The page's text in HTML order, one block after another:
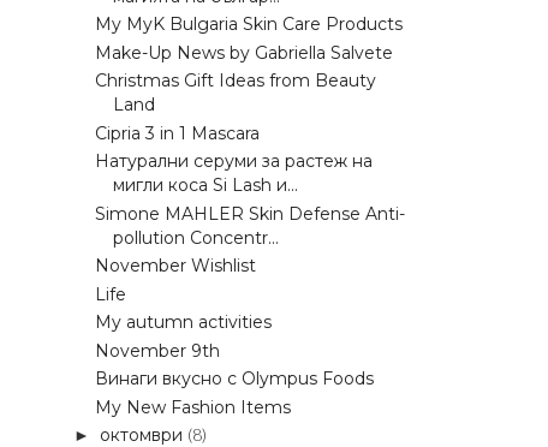
My MyK Bulgaria Skin Care Products
Make-Up News by Gabriella Salvete
Christmas Gift Ideas from Beauty
Land
Cipria 3 in 1 Mascara
Натурални серуми за растеж на
мигли коса Si Lash и...
Simone MAHLER Skin Defense Anti-
pollution Concentr...
November Wishlist
Life
My autumn activities
November 9th
Винаги вкусно с Olympus Foods
My New Fashion Items
► октомври (8)